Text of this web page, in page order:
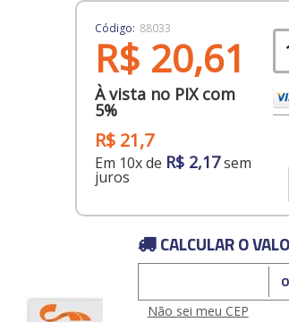
Código: 88033
R$ 20,61
À vista no PIX com
5%
R$ 21,7
Em 10x de R$ 2,17sem
juros
CALCULAR O
Não sei meu CEP